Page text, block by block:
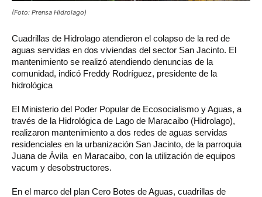
(Foto: Prensa Hidrolago)
Cuadrillas de Hidrolago atendieron el colapso de la red de
aguas servidas en dos viviendas del sector San Jacinto. El
mantenimiento se realizó atendiendo denuncias de la
comunidad, indicó Freddy Rodríguez, presidente de la
hidrológica
El Ministerio del Poder Popular de Ecosocialismo y Aguas, a
través de la Hidrológica de Lago de Maracaibo (Hidrolago),
realizaron mantenimiento a dos redes de aguas servidas
residenciales en la urbanización San Jacinto, de la parroquia
Juana de Ávila en Maracaibo, con la utilización de equipos
vacum y desobstructores.
En el marco del plan Cero Botes de Aguas, cuadrillas de